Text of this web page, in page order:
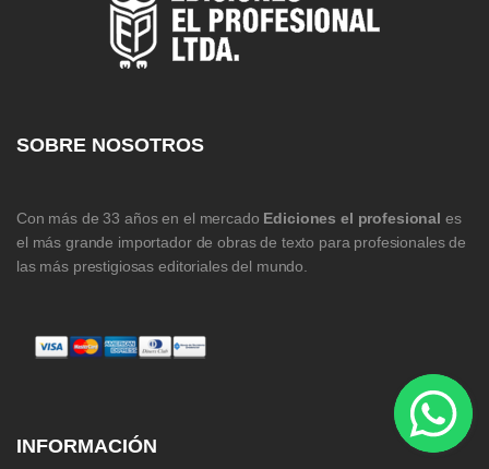
SOBRE NOSOTROS
Con más de 33 años en el mercado Ediciones el profesional es
el más grande importador de obras de texto para profesionales de
las más prestigiosas editoriales del mundo.
INFORMACIÓN